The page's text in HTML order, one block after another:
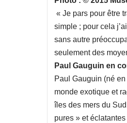
« Je pars pour être
simple ; pour cela
sans autre
seulement des
Paul Gauguin en
Paul Gauguin (né
monde exotique et
îles des mers du
pures » et